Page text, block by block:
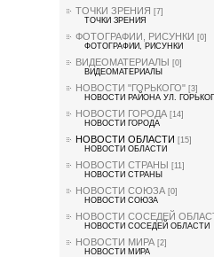
ТОЧКИ ЗРЕНИЯ [7]
ТОЧКИ ЗРЕНИЯ
ФОТОГРАФИИ, РИСУНКИ [0]
ФОТОГРАФИИ, РИСУНКИ
ВИДЕОМАТЕРИАЛЫ [0]
ВИДЕОМАТЕРИАЛЫ
НОВОСТИ "ГОРЬКОГО" [3]
НОВОСТИ РАЙОНА УЛ.
НОВОСТИ ГОРОДА [14]
НОВОСТИ ГОРОДА
НОВОСТИ ОБЛАСТИ [15]
НОВОСТИ ОБЛАСТИ
НОВОСТИ СТРАНЫ [11]
НОВОСТИ СТРАНЫ
НОВОСТИ СОЮЗА [0]
НОВОСТИ СОЮЗА
НОВОСТИ СОСЕДЕЙ
НОВОСТИ СОСЕДЕЙ ОБЛАСТИ
НОВОСТИ МИРА [2]
НОВОСТИ МИРА